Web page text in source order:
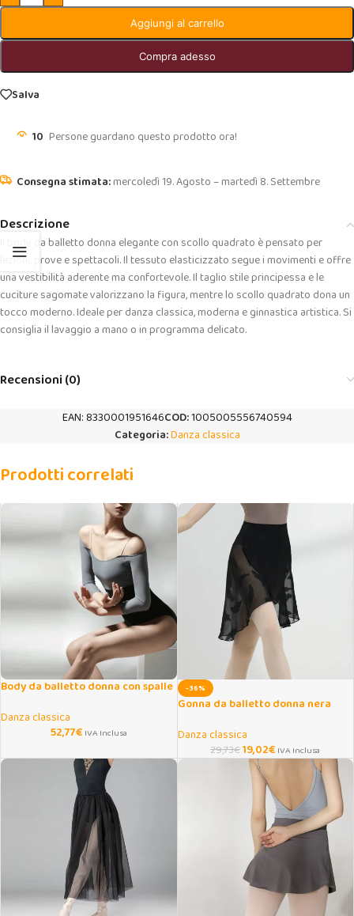
Aggiungi al carrello
Compra adesso
Salva
10 Persone guardano questo prodotto ora!
mercoledì 19. Agosto – martedì 8. Settembre
Descrizione
Il body da balletto donna elegante con scollo quadrato è pensato per
lezioni, prove e spettacoli. Il tessuto elasticizzato segue i movimenti e offre
una vestibilità aderente ma confortevole. Il taglio stile principessa e le
cuciture sagomate valorizzano la figura, mentre lo scollo quadrato dona un
tocco moderno. Ideale per danza classica, moderna e ginnastica artistica. Si
consiglia il lavaggio a mano o in programma delicato.
Recensioni (0)
EAN:8330001951646COD:1005005556740594
Categoria:Danza classica
Prodotti correlati
Body da balletto donna con spalle
Danza classica
52,77€ IVA Inclusa
-36%
Gonna da balletto donna nera
Danza classica
29,73€19,02€ IVA Inclusa